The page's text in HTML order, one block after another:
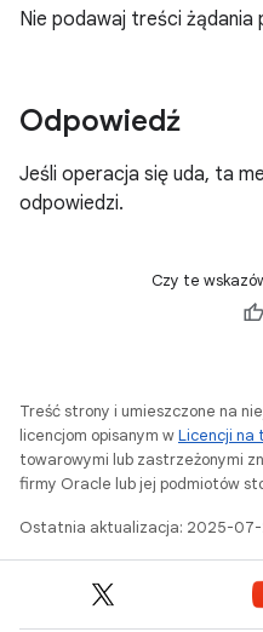
Nie podawaj treści żądania
Odpowiedź
Jeśli operacja się uda, ta
odpowiedzi.
Czy te
Treść strony i umieszczone na
licencjom opisanym wLicencji na
towarowymi lub zastrzeżonymi
firmy Oracle lub jej podmiotów
Ostatnia aktualizacja: 2025-07-